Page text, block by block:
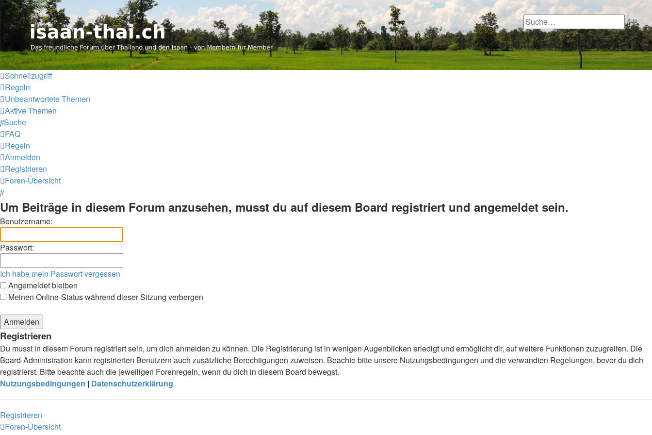
Suche
Thailand & Isaan Forum - isaan-thai.ch
Das freundliche Forum über Thailand und den Isaan - von Membern für Member
Zum Inhalt
Schnellzugriff
Regeln
Unbeantwortete Themen
Aktive Themen
Suche
FAQ
Regeln
Anmelden
Registrieren
Foren-Übersicht
Suche
Um Beiträge in diesem Forum anzusehen, musst du auf diesem Board registriert und angemeldet sein.
Benutzername:
Passwort:
Ich habe mein Passwort vergessen
Angemeldet bleiben
Meinen Online-Status während dieser Sitzung verbergen
Registrieren
Du musst in diesem Forum registriert sein, um dich anmelden zu können. Die Registrierung ist in wenigen Augenblicken erledigt und ermöglicht dir, auf weitere Funktionen zuzugreifen. Die
Board-Administration kann registrierten Benutzern auch zusätzliche Berechtigungen zuweisen. Beachte bitte unsere Nutzungsbedingungen und die verwandten Regelungen, bevor du dich
registrierst. Bitte beachte auch die jeweiligen Forenregeln, wenn du dich in diesem Board bewegst.
Nutzungsbedingungen | Datenschutzerklärung
Registrieren
Foren-Übersicht